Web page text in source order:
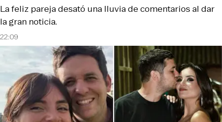
22:09
La feliz pareja desató una lluvia de comentarios al dar
la gran noticia.